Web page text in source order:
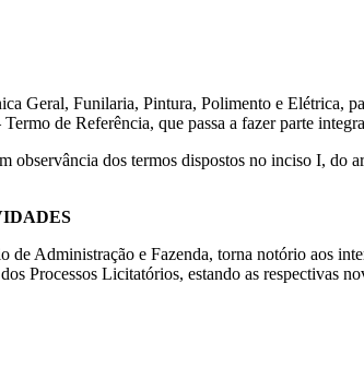
Geral, Funilaria, Pintura, Polimento e Elétrica,
de Referência, que passa a fazer parte
observância dos termos dispostos no inciso I, do
de Administração e Fazenda, torna notório aos
Processos Licitatórios, estando as respectivas